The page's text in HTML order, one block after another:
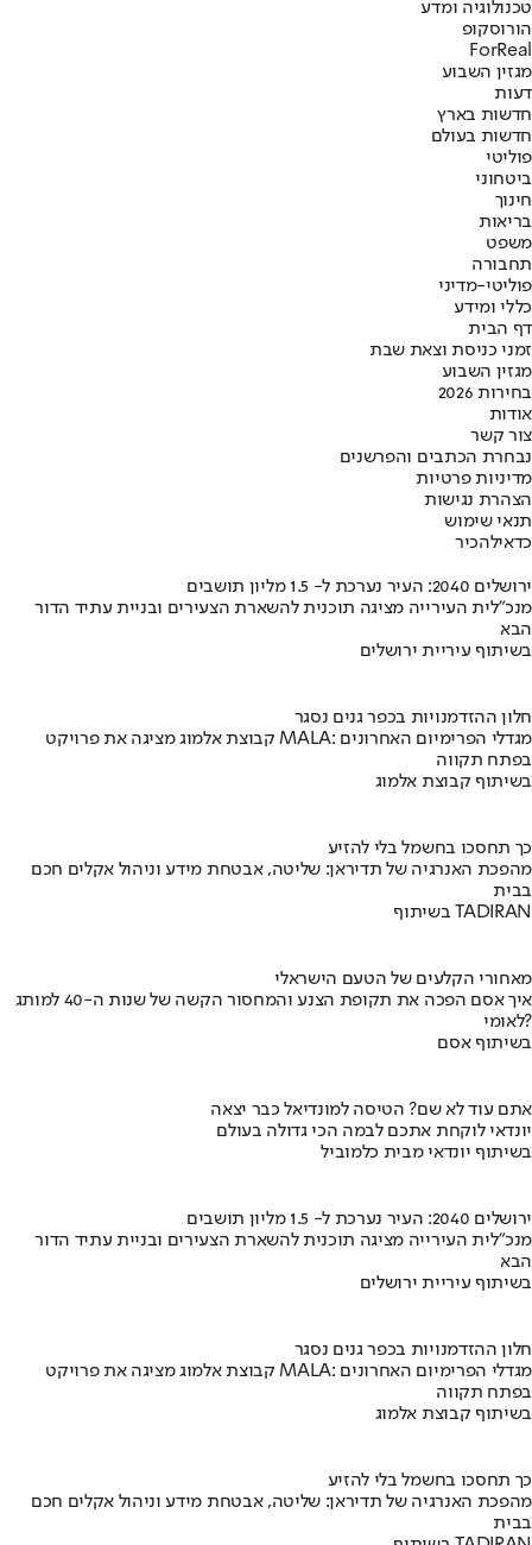
טכנולוגיה ומדע
הורוסקופ
ForReal
מגזין השבוע
דעות
חדשות בארץ
חדשות בעולם
פוליטי
ביטחוני
חינוך
בריאות
משפט
תחבורה
פוליטי-מדיני
כללי ומידע
דף הבית
זמני כניסת וצאת שבת
מגזין השבוע
בחירות 2026
אודות
צור קשר
נבחרת הכתבים והפרשנים
מדיניות פרטיות
הצהרת נגישות
תנאי שימוש
כדאילהכיר
ירושלים 2040: העיר נערכת ל- 1.5 מליון תושבים
מנכ"לית העירייה מציגה תוכנית להשארת הצעירים ובניית עתיד הדור
הבא
בשיתוף עיריית ירושלים
חלון ההזדמנויות בכפר גנים נסגר
קבוצת אלמוג מציגה את פרויקט MALA: מגדלי הפרימיום האחרונים
בפתח תקווה
בשיתוף קבוצת אלמוג
כך תחסכו בחשמל בלי להזיע
מהפכת האנרגיה של תדיראן: שליטה, אבטחת מידע וניהול אקלים חכם
בבית
בשיתוף TADIRAN
מאחורי הקלעים של הטעם הישראלי
איך אסם הפכה את תקופת הצנע והמחסור הקשה של שנות ה-40 למותג
לאומי?
בשיתוף אסם
אתם עוד לא שם? הטיסה למונדיאל כבר יצאה
יונדאי לוקחת אתכם לבמה הכי גדולה בעולם
בשיתוף יונדאי מבית כלמוביל
ירושלים 2040: העיר נערכת ל- 1.5 מליון תושבים
מנכ"לית העירייה מציגה תוכנית להשארת הצעירים ובניית עתיד הדור
הבא
בשיתוף עיריית ירושלים
חלון ההזדמנויות בכפר גנים נסגר
קבוצת אלמוג מציגה את פרויקט MALA: מגדלי הפרימיום האחרונים
בפתח תקווה
בשיתוף קבוצת אלמוג
כך תחסכו בחשמל בלי להזיע
מהפכת האנרגיה של תדיראן: שליטה, אבטחת מידע וניהול אקלים חכם
בבית